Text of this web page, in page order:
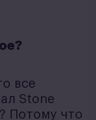
все
Stone
Потому что